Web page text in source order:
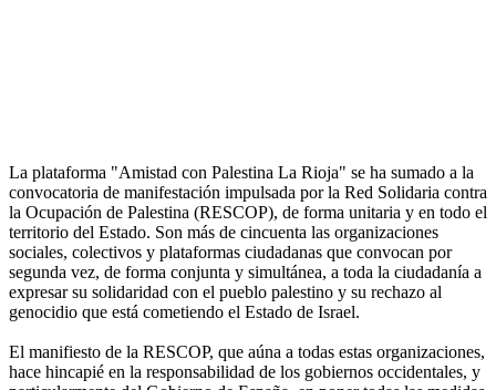
La plataforma "Amistad con Palestina La Rioja" se ha sumado a la
convocatoria de manifestación impulsada por la Red Solidaria contra
la Ocupación de Palestina (RESCOP), de forma unitaria y en todo el
territorio del Estado. Son más de cincuenta las organizaciones
sociales, colectivos y plataformas ciudadanas que convocan por
segunda vez, de forma conjunta y simultánea, a toda la ciudadanía a
expresar su solidaridad con el pueblo palestino y su rechazo al
genocidio que está cometiendo el Estado de Israel.
El manifiesto de la RESCOP, que aúna a todas estas organizaciones,
hace hincapié en la responsabilidad de los gobiernos occidentales, y